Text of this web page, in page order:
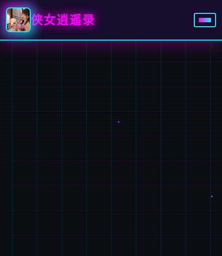
侠女逍遥录